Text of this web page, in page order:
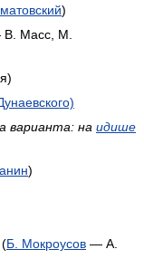
)
Масс, М.
варианта: на идише
)
Б. Мокроусов — А.